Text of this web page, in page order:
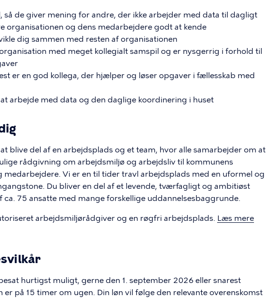
så de giver mening for andre, der ikke arbejder med data til dagligt
organisationen og dens medarbejdere godt at kende
dig sammen med resten af organisationen
med meget kollegialt samspil og er nysgerrig i forhold til
er en god kollega, der hjælper og løser opgaver i fællesskab med
arbejde med data og den daglige koordinering i huset
blive del af en arbejdsplads og et team, hvor alle samarbejder om at
rådgivning om arbejdsmiljø og arbejdsliv til kommunens
medarbejdere. Vi er en til tider travl arbejdsplads med en uformel og
Du bliver en del af et levende, tværfagligt og ambitiøst
ca. 75 ansatte med mange forskellige uddannelsesbaggrunde.
arbejdsmiljørådgiver og en røgfri arbejdsplads. Læs mere
hurtigst muligt, gerne den 1. september 2026 eller snarest
er på 15 timer om ugen. Din løn vil følge den relevante overenskomst